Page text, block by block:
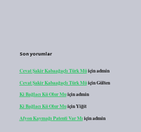
Son yorumlar
Cevat Şakir Kabaağaçlı Türk Müiçinadmin
Cevat Şakir Kabaağaçlı Türk MüiçinGülten
Ki Bağlacı Kü Olur Muiçinadmin
Ki Bağlacı Kü Olur MuiçinYiğit
Afyon Kaymağı Patenti Var Mı içinadmin